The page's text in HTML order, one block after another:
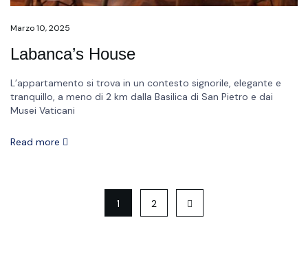
Marzo 10, 2025
Labanca’s House
L’appartamento si trova in un contesto signorile, elegante e
tranquillo, a meno di 2 km dalla Basilica di San Pietro e dai
Musei Vaticani
Read more
1 2